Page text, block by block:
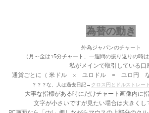
為替の動き
外為ジャパンのチャート
（月～金は15分チャート、一週間の振り返りの時
私がメインで取引している口
通貨ごとに（ 米ドル × ユロドル = ユロ円 なの
？？？な、人は過去日記→ クロス円とドルストレー
大事な指標がある時にだけチャート画像内に
文字が小さいですが見たい場合は大きくし